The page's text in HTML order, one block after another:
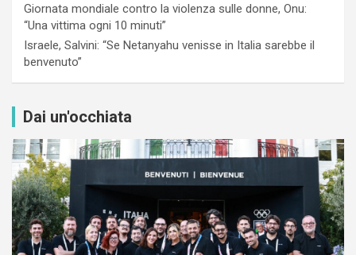
Giornata mondiale contro la violenza sulle donne, Onu:
“Una vittima ogni 10 minuti”
Israele, Salvini: “Se Netanyahu venisse in Italia sarebbe il
benvenuto”
Dai un'occhiata